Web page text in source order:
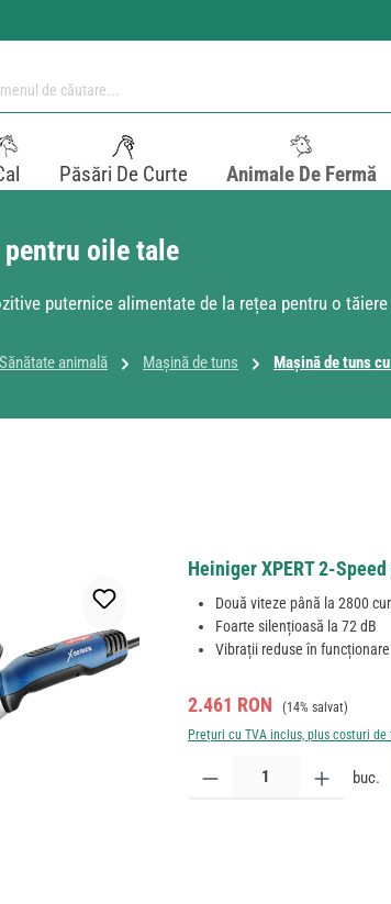
Păsări De Curte Animale De Fermă
oile tale
puternice alimentate de la rețea pentru o
animală Mașină de tuns Mașină de tuns
Heiniger XPERT 2-
Două viteze până la 2800
Foarte silențioasă la 72 dB
Vibrații reduse în funcționare
Preț de vânzare:
2.461 RON Preț obișnuit:
(14% salvat)
Prețuri cu TVA inclus, plus costuri de
Cantitate produs: Introduceți
buc.